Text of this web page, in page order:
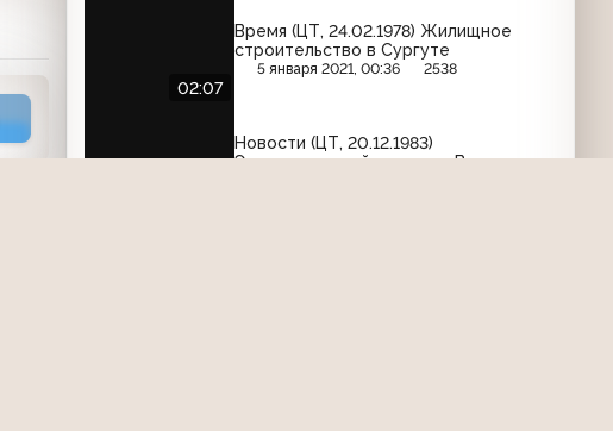
02:07
Время (ЦТ, 24.02.1978) Жилищное
строительство в Сургуте
5 января 2021, 00:36 2538
Новости (ЦТ, 20.12.1983)
Энергетический вопрос в Венгрии